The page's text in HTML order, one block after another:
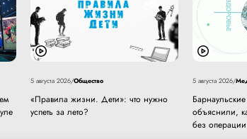
5 августа 2026/Общество
«Правила жизни. Дети»: что нужно
успеть за лето?
5 августа 2026/
объяснили,
без операции